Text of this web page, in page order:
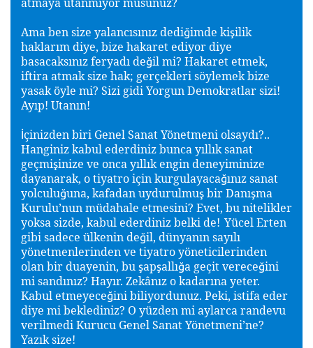
Ama ben size yalancısınız dediğimde kişilik
haklarım diye, bize hakaret ediyor diye
basacaksınız feryadı değil mi? Hakaret etmek,
iftira atmak size hak; gerçekleri söylemek bize
yasak öyle mi? Sizi gidi Yorgun Demokratlar sizi!
Ayıp! Utanın!
İçinizden biri Genel Sanat Yönetmeni olsaydı?..
Hanginiz kabul ederdiniz bunca yıllık sanat
geçmişinize ve onca yıllık engin deneyiminize
dayanarak, o tiyatro için kurgulayacağınız sanat
yolculuğuna, kafadan uydurulmuş bir Danışma
Kurulu’nun müdahale etmesini? Evet, bu nitelikler
yoksa sizde, kabul ederdiniz belki de! Yücel Erten
gibi sadece ülkenin değil, dünyanın sayılı
yönetmenlerinden ve tiyatro yöneticilerinden
olan bir duayenin, bu şapşallığa geçit vereceğini
mi sandınız? Hayır. Zekânız o kadarına yeter.
Kabul etmeyeceğini biliyordunuz. Peki, istifa eder
diye mi beklediniz? O yüzden mi aylarca randevu
verilmedi Kurucu Genel Sanat Yönetmeni’ne?
Yazık size!